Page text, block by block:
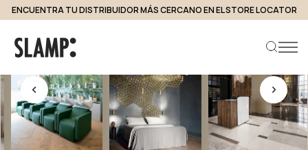
ENCUENTRA TU DISTRIBUIDOR MÁS CERCANO EN EL STORE LOCATOR
Buscar producto